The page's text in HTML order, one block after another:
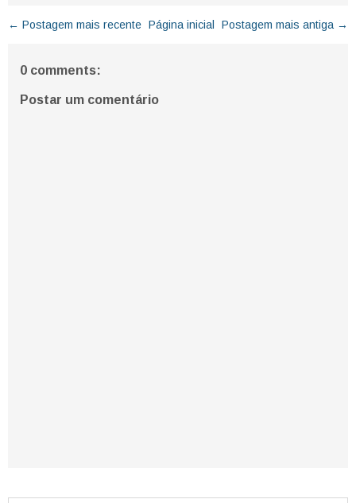
← Postagem mais recente Postagem mais antiga →
Página inicial
0 comments:
Postar um comentário